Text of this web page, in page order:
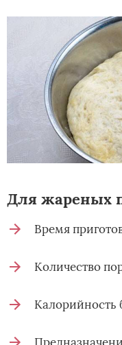
Для жареных
Время
Количество
Калорийность